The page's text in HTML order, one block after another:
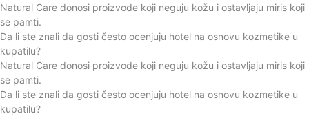
Natural Care donosi proizvode koji neguju kožu i ostavljaju miris koji
se pamti.
Da li ste znali da gosti često ocenjuju hotel na osnovu kozmetike u
kupatilu?
Natural Care donosi proizvode koji neguju kožu i ostavljaju miris koji
se pamti.
Da li ste znali da gosti često ocenjuju hotel na osnovu kozmetike u
kupatilu?